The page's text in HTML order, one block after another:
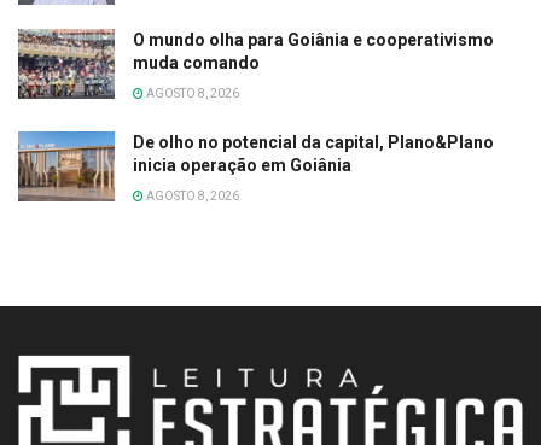
O mundo olha para Goiânia e cooperativismo
muda comando
AGOSTO 8, 2026
De olho no potencial da capital, Plano&Plano
inicia operação em Goiânia
AGOSTO 8, 2026